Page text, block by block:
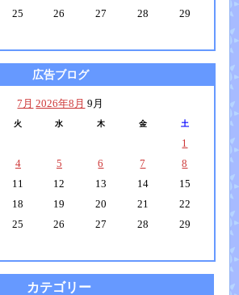
25 26 27 28
29
広告ブログ
7月 2026年8月 9月
火 水 木 金 土
1
4 5 6 7
8
11 12 13 14
15
18 19 20 21
22
25 26 27 28
29
カテゴリー